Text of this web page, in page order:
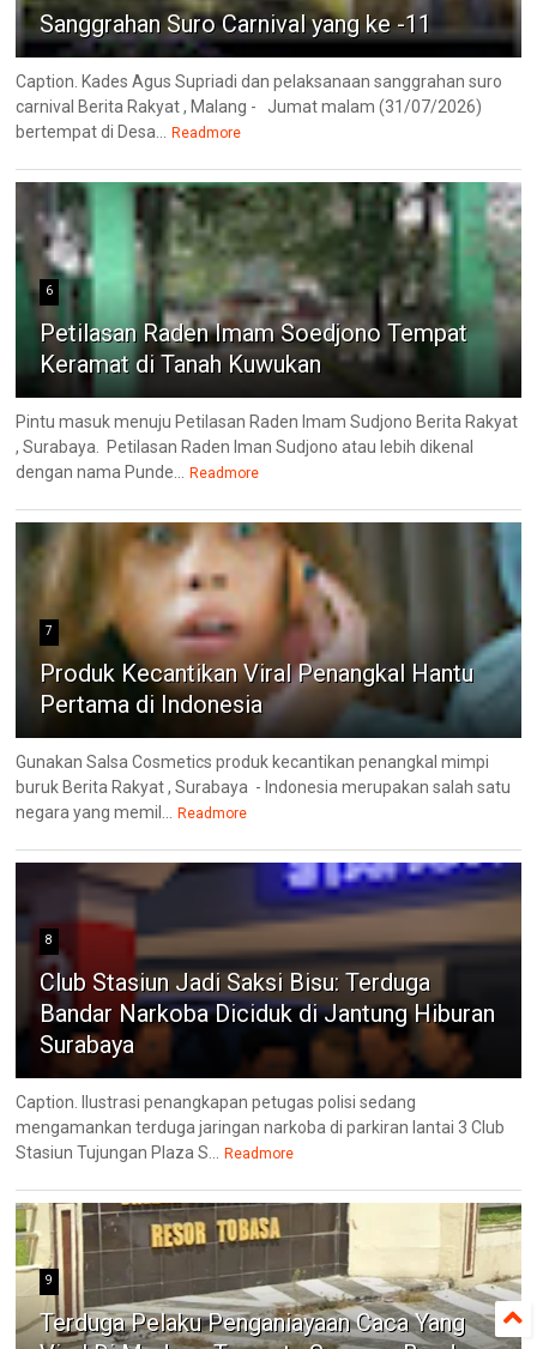
Sanggrahan Suro Carnival yang ke -11
Caption. Kades Agus Supriadi dan pelaksanaan sanggrahan suro
carnival Berita Rakyat , Malang - Jumat malam (31/07/2026)
bertempat di Desa... Readmore
6
Petilasan Raden Imam Soedjono Tempat
Keramat di Tanah Kuwukan
Pintu masuk menuju Petilasan Raden Imam Sudjono Berita Rakyat
, Surabaya. Petilasan Raden Iman Sudjono atau lebih dikenal
dengan nama Punde... Readmore
7
Produk Kecantikan Viral Penangkal Hantu
Pertama di Indonesia
Gunakan Salsa Cosmetics produk kecantikan penangkal mimpi
buruk Berita Rakyat , Surabaya - Indonesia merupakan salah satu
negara yang memil... Readmore
8
Club Stasiun Jadi Saksi Bisu: Terduga
Bandar Narkoba Diciduk di Jantung Hiburan
Surabaya
Caption. Ilustrasi penangkapan petugas polisi sedang
mengamankan terduga jaringan narkoba di parkiran lantai 3 Club
Stasiun Tujungan Plaza S... Readmore
9
Terduga Pelaku Penganiayaan Caca Yang